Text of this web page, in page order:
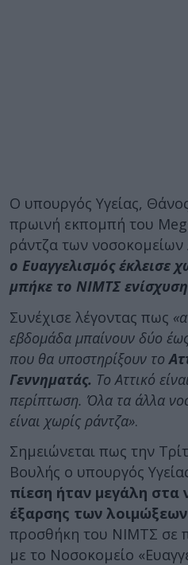
Ο υπουργός Υγείας,
πρωινή εκπομπή του
ράντζα των νοσοκομείων
ο Ευαγγελισμός έκλεισε
μπήκε το ΝΙΜΤΣ ενίσχυση
Συνέχισε λέγοντας πως
εβδομάδα μπαίνουν δύο έως
που θα υποστηρίξουν το
Γεννηματάς. Το Αττικό
περίπτωση. Όλα τα άλλα
είναι χωρίς ράντζα».
Σημειώνεται πως την
Βουλής ο υπουργός
πίεση ήταν μεγάλη στα
έξαρσης των λοιμώξεων
προσθήκη του ΝΙΜΤΣ σε
με το Νοσοκομείο